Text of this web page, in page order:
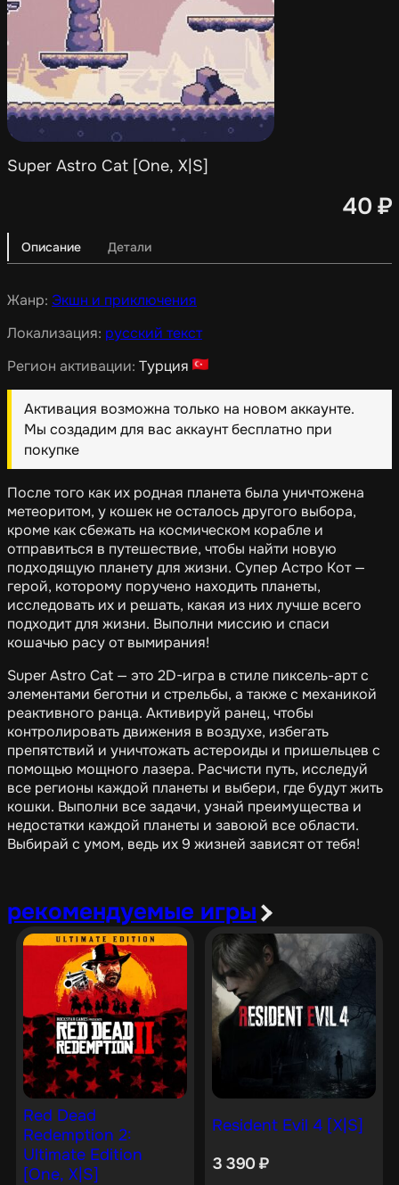
Super Astro Cat [One, X|S]
40 ₽
Описание Детали
Жанр: Экшн и приключения
Локализация: русский текст
Регион активации: Турция
Активация возможна только на новом аккаунте.
Мы создадим для вас аккаунт бесплатно при
покупке
После того как их родная планета была уничтожена
метеоритом, у кошек не осталось другого выбора,
кроме как сбежать на космическом корабле и
отправиться в путешествие, чтобы найти новую
подходящую планету для жизни. Супер Астро Кот —
герой, которому поручено находить планеты,
исследовать их и решать, какая из них лучше всего
подходит для жизни. Выполни миссию и спаси
кошачью расу от вымирания!
Super Astro Cat — это 2D-игра в стиле пиксель-арт с
элементами беготни и стрельбы, а также с механикой
реактивного ранца. Активируй ранец, чтобы
контролировать движения в воздухе, избегать
препятствий и уничтожать астероиды и пришельцев с
помощью мощного лазера. Расчисти путь, исследуй
все регионы каждой планеты и выбери, где будут жить
кошки. Выполни все задачи, узнай преимущества и
недостатки каждой планеты и завоюй все области.
Выбирай с умом, ведь их 9 жизней зависят от тебя!
рекомендуемые игры
Red Dead
Redemption 2:
Ultimate Edition
[One, X|S]
Resident Evil 4 [X|S]
3 390₽